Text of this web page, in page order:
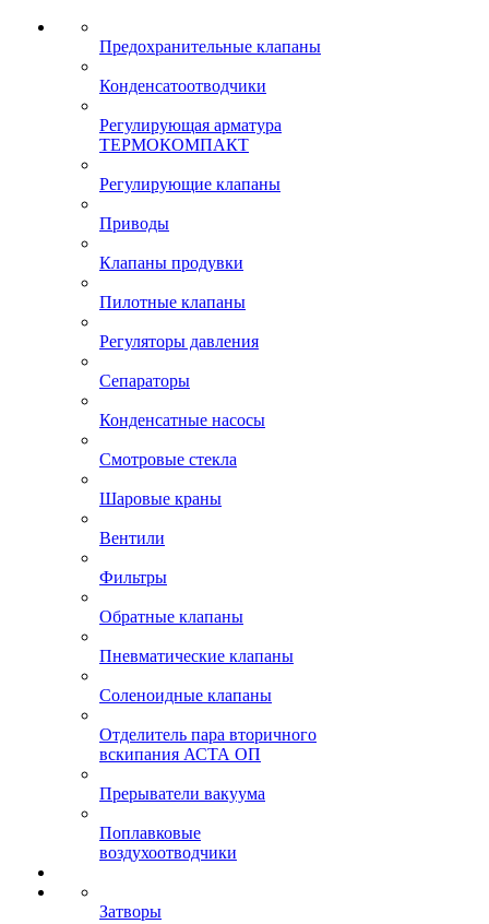
Предохранительные клапаны
Конденсатоотводчики
Регулирующая арматура
ТЕРМОКОМПАКТ
Регулирующие клапаны
Приводы
Клапаны продувки
Пилотные клапаны
Регуляторы давления
Сепараторы
Конденсатные насосы
Смотровые стекла
Шаровые краны
Вентили
Фильтры
Обратные клапаны
Пневматические клапаны
Соленоидные клапаны
Отделитель пара вторичного
вскипания АСТА ОП
Прерыватели вакуума
Поплавковые
воздухоотводчики
Затворы